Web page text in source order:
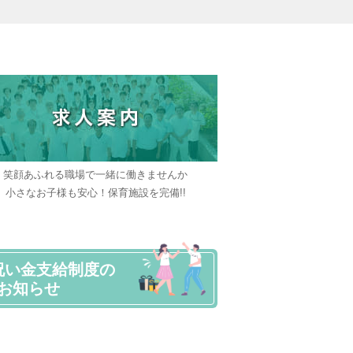
笑顔あふれる職場で一緒に働きませんか
小さなお子様も安心！保育施設を完備!!
い金支給制度の
知らせ